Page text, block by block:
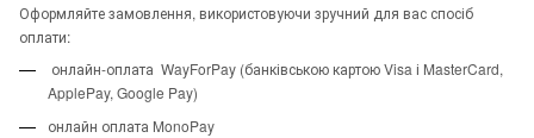
Оформляйте замовлення, використовуючи зручний для вас спосіб
оплати:
онлайн-оплата WayForPay (банківською картою Visa і MasterCard,
ApplePay, Google Pay)
онлайн оплата MonoPay